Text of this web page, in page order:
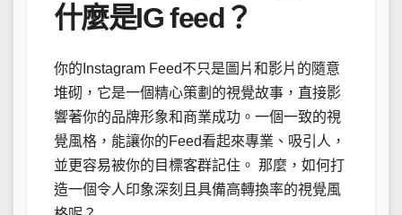
什麼是IG feed？
你的Instagram Feed不只是圖片和影片的隨意
堆砌，它是一個精心策劃的視覺故事，直接影
響著你的品牌形象和商業成功。一個一致的視
覺風格，能讓你的Feed看起來專業、吸引人，
並更容易被你的目標客群記住。 那麼，如何打
造一個令人印象深刻且具備高轉換率的視覺風